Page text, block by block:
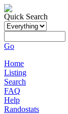
Quick Search
Go
Home
Listing
Search
FAQ
Help
Randostats